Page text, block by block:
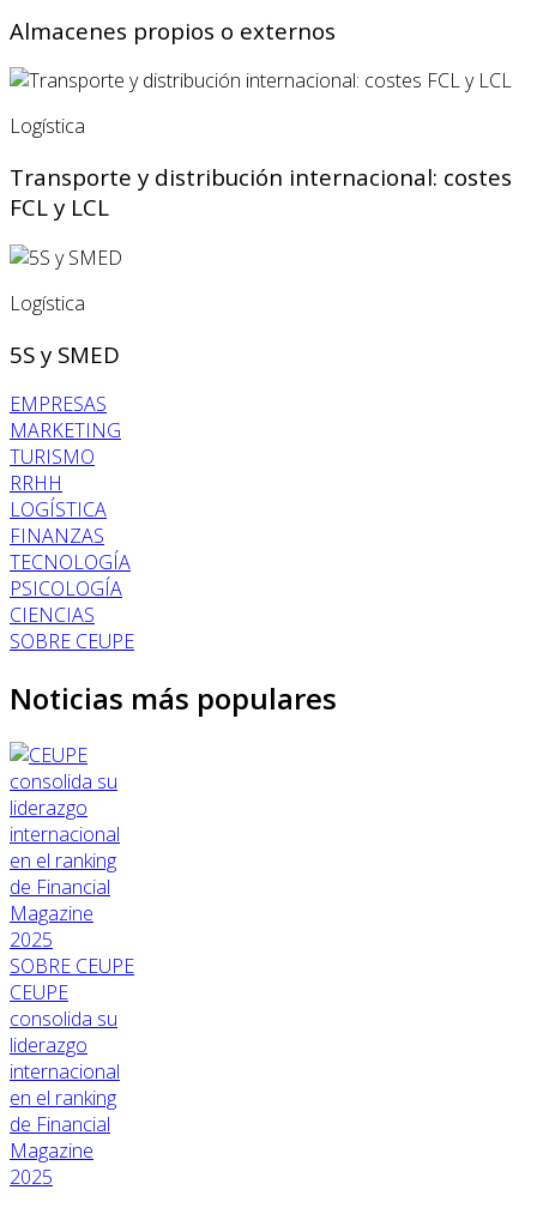
Almacenes propios o externos
Logística
Transporte y distribución internacional: costes
FCL y LCL
Logística
5S y SMED
EMPRESAS
MARKETING
TURISMO
RRHH
LOGÍSTICA
FINANZAS
TECNOLOGÍA
PSICOLOGÍA
CIENCIAS
SOBRE CEUPE
Noticias más populares
SOBRE CEUPE
CEUPE
consolida su
liderazgo
internacional
en el ranking
de Financial
Magazine
2025